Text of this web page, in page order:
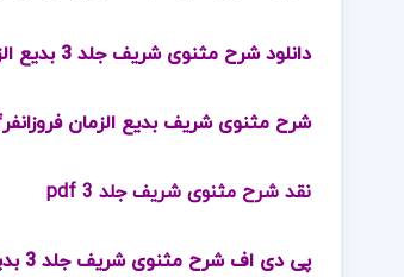
دانلود شرح مثنوی شریف جلد 3 بدیع الزمان فروزانفر
شرح مثنوی شریف بدیع الزمان فروزانفرpdf
نقد شرح مثنوی شریف جلد 3 pdf
پی دی اف شرح مثنوی شریف جلد 3 بدیع الزمان فروزانفر